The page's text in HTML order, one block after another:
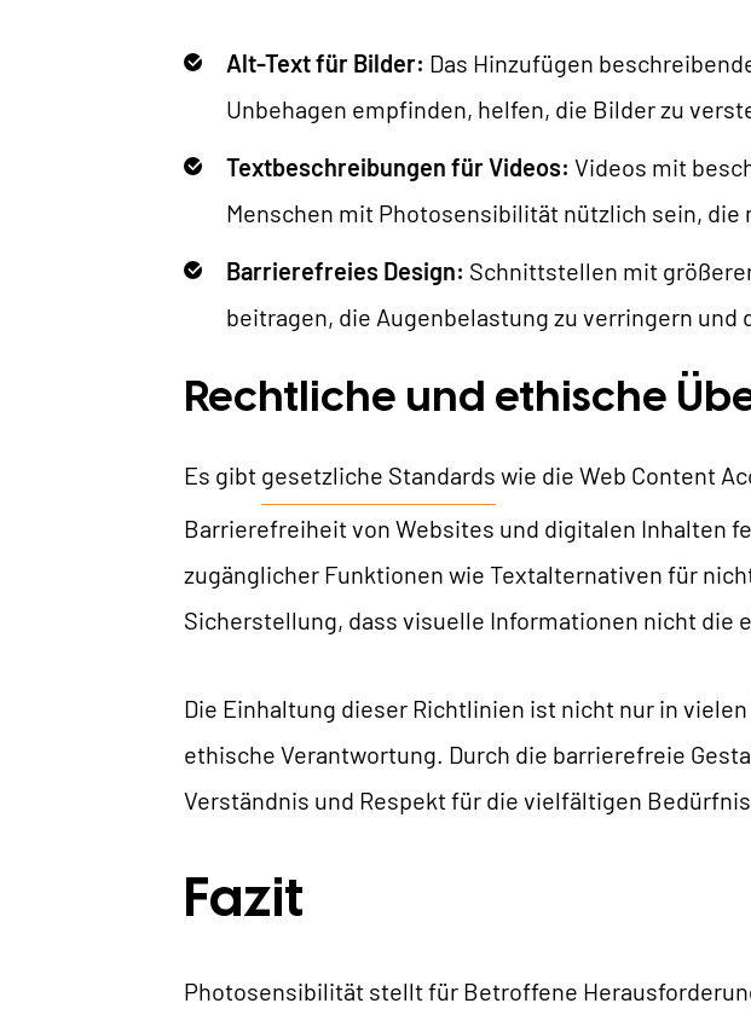
Alt-Text für Bilder: Das Hinzufügen
Unbehagen empfinden, helfen, die Bilder zu
Textbeschreibungen für Videos: Videos mit
Menschen mit Photosensibilität nützlich sein,
Barrierefreies Design: Schnittstellen mit
beitragen, die Augenbelastung zu verringern
Rechtliche und ethische
Es gibt gesetzliche Standards wie die Web Content
Barrierefreiheit von Websites und digitalen Inhalten
zugänglicher Funktionen wie Textalternativen für
Sicherstellung, dass visuelle Informationen nicht die
Die Einhaltung dieser Richtlinien ist nicht nur in
ethische Verantwortung. Durch die barrierefreie
Verständnis und Respekt für die vielfältigen
Fazit
Photosensibilität stellt für Betroffene